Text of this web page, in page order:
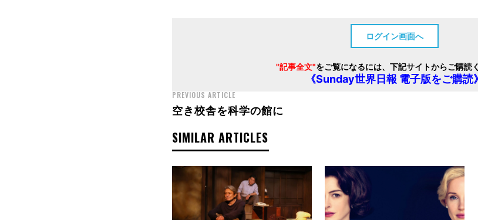
ログイン画面へ
"記事全文"をご覧になるには、下記サイトからご購読
《Sunday世界日報 電子版をご購読》
PREVIOUS ARTICLE
空き校舎を科学の館に
SIMILAR ARTICLES